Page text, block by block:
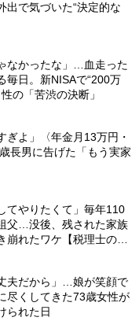
出で気づいた“決定的な
なかったな」…血走った
毎日。新NISAで“200万
性の「苦渋の決断」
ぎよ」〈年金月13万円・
長男に告げた「もう実家
てやりたくて」毎年110
父…没後、残された家族
れたワケ【税理士の助
夫だから」…娘が笑顔で
尽くしてきた73歳女性が
られた日